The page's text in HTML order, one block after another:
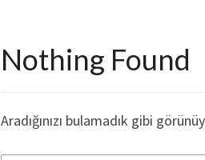
Nothing Found
Aradığınızı bulamadık gibi